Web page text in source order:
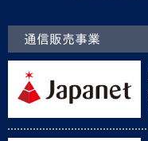
通信販売事業